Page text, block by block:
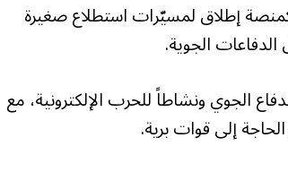
إطلاق لمسيّرات استطلاع صغيرة
الجوية.
الجوي ونشاطاً للحرب الإلكترونية، مع
إلى قوات برية.